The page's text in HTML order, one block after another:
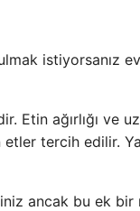
istiyorsanız
Etin ağırlığı ve
etler tercih edilir.
ancak bu ek